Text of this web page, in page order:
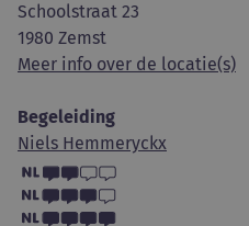
Schoolstraat 23
1980 Zemst
Meer info over de locatie(s)
Begeleiding
Niels Hemmeryckx